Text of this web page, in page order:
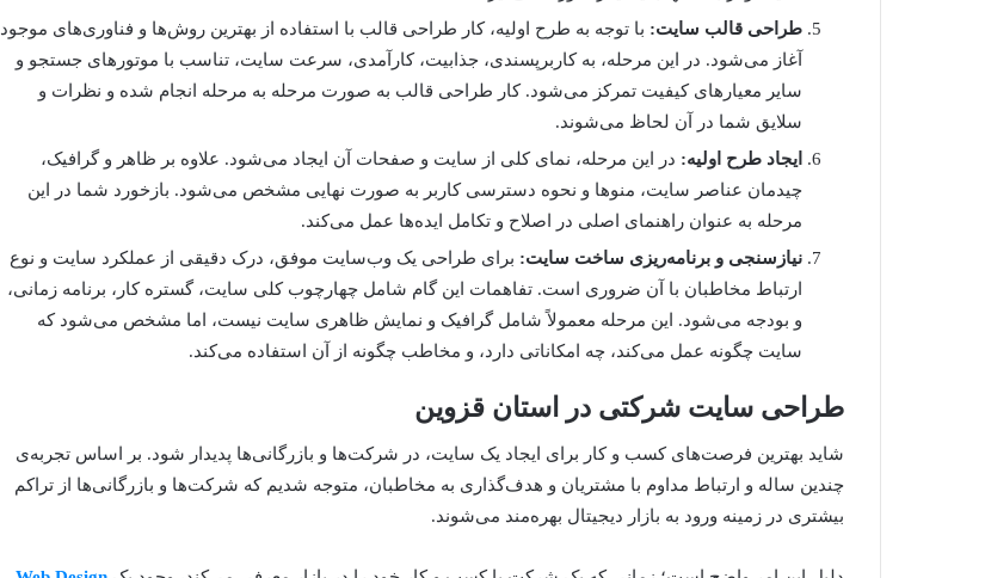
طراحی قالب سایت: با توجه به طرح اولیه، کار طراحی قالب با استفاده از بهترین روش‌ها و فناوری‌های موجود
آغاز می‌شود. در این مرحله، به کاربرپسندی، جذابیت، کارآمدی، سرعت سایت، تناسب با موتورهای جستجو و
سایر معیارهای کیفیت تمرکز می‌شود. کار طراحی قالب به صورت مرحله به مرحله انجام شده و نظرات و
سلایق شما در آن لحاظ می‌شوند.
ایجاد طرح اولیه: در این مرحله، نمای کلی از سایت و صفحات آن ایجاد می‌شود. علاوه بر ظاهر و گرافیک،
چیدمان عناصر سایت، منوها و نحوه دسترسی کاربر به صورت نهایی مشخص می‌شود. بازخورد شما در این
مرحله به عنوان راهنمای اصلی در اصلاح و تکامل ایده‌ها عمل می‌کند.
نیازسنجی و برنامه‌ریزی ساخت سایت: برای طراحی یک وب‌سایت موفق، درک دقیقی از عملکرد سایت و نوع
ارتباط مخاطبان با آن ضروری است. تفاهمات این گام شامل چهارچوب کلی سایت، گستره کار، برنامه زمانی،
و بودجه می‌شود. این مرحله معمولاً شامل گرافیک و نمایش ظاهری سایت نیست، اما مشخص می‌شود که
سایت چگونه عمل می‌کند، چه امکاناتی دارد، و مخاطب چگونه از آن استفاده می‌کند.
طراحی سایت شرکتی در استان قزوین
شاید بهترین فرصت‌های کسب و کار برای ایجاد یک سایت، در شرکت‌ها و بازرگانی‌ها پدیدار شود. بر اساس تجربه‌ی
چندین ساله و ارتباط مداوم با مشتریان و هدف‌گذاری به مخاطبان، متوجه شدیم که شرکت‌ها و بازرگانی‌ها از تراکم
بیشتری در زمینه ورود به بازار دیجیتال بهره‌مند می‌شوند.